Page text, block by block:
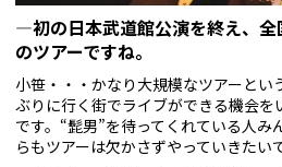
—初の日本武道館公演を終え、全
のツアーですね。
小笹・・・かなり大規模なツアーとい
ぶりに行く街でライブができる機会を
です。“髭男”を待ってくれている人み
らもツアーは欠かさずやっていきたい